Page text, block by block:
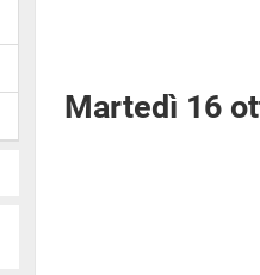
Martedì 16